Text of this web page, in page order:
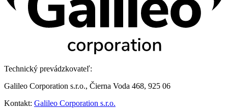
Technický prevádzkovateľ:
Galileo Corporation s.r.o., Čierna Voda 468, 925 06
Kontakt: Galileo Corporation s.r.o.